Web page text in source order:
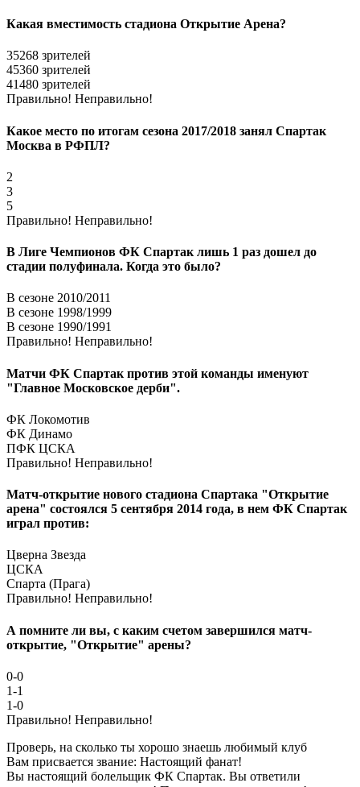
Какая вместимость стадиона Открытие Арена?
35268 зрителей
45360 зрителей
41480 зрителей
Правильно! Неправильно!
Какое место по итогам сезона 2017/2018 занял Спартак
Москва в РФПЛ?
2
3
5
Правильно! Неправильно!
В Лиге Чемпионов ФК Спартак лишь 1 раз дошел до
стадии полуфинала. Когда это было?
В сезоне 2010/2011
В сезоне 1998/1999
В сезоне 1990/1991
Правильно! Неправильно!
Матчи ФК Спартак против этой команды именуют
"Главное Московское дерби".
ФК Локомотив
ФК Динамо
ПФК ЦСКА
Правильно! Неправильно!
Матч-открытие нового стадиона Спартака "Открытие
арена" состоялся 5 сентября 2014 года, в нем ФК Спартак
играл против:
Цверна Звезда
ЦСКА
Спарта (Прага)
Правильно! Неправильно!
А помните ли вы, с каким счетом завершился матч-
открытие, "Открытие" арены?
0-0
1-1
1-0
Правильно! Неправильно!
Проверь, на сколько ты хорошо знаешь любимый клуб
Вам присвается звание: Настоящий фанат!
Вы настоящий болельщик ФК Спартак. Вы ответили